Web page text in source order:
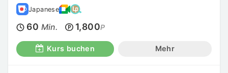
Japanese
60 Min. 1,800P
Kurs buchen Mehr